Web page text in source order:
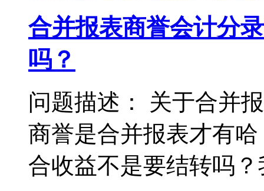
合并报表商誉会计分
吗？
问题描述： 关于合并
商誉是合并报表才有
合收益不是要结转吗